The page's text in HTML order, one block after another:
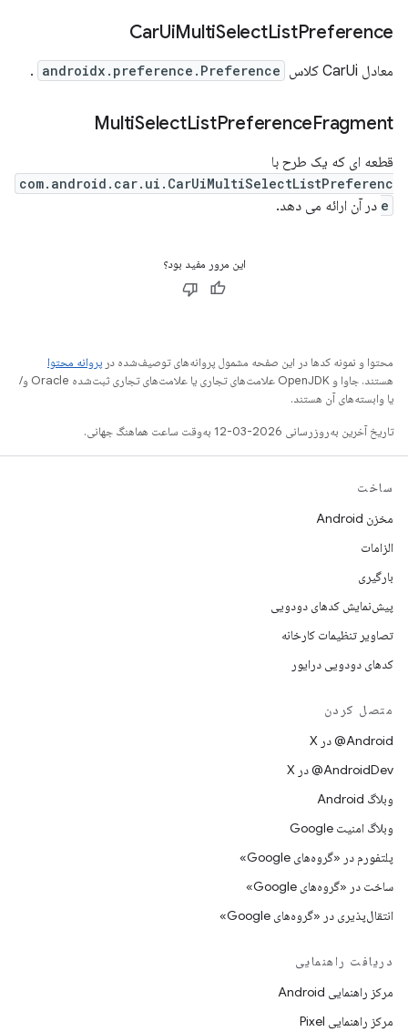
CarUiMultiSelectListPreference
معادل CarUi کلاس androidx.preference.Preference
.
MultiSelectListPreferenceFragment
قطعه ای که یک طرح با
com.android.car.ui.CarUiMultiSelectListPreferenc
e در آن ارائه می دهد.
این مرور مفید بود؟
محتوا و نمونه کدها در این صفحه مشمول پروانه‌های توصیف‌شده در پروانه محتوا
هستند. جاوا و OpenJDK علامت‌های تجاری یا علامت‌های تجاری ثبت‌شده Oracle و/
یا وابسته‌های آن هستند.
تاریخ آخرین به‌روزرسانی 2026-03-12 به‌وقت ساعت هماهنگ جهانی.
ساخت
مخزن Android
الزامات
بارگیری
پیش‌نمایش کدهای دودویی
تصاویر تنظیمات کارخانه
کدهای دودویی درایور
متصل کردن
‫‎@Android در X
‫‎@AndroidDev در X
وبلاگ Android
وبلاگ امنیت Google
پلتفورم در «گروه‌های Google»
ساخت در «گروه‌های Google»
انتقال‌پذیری در «گروه‌های Google»
دریافت راهنمایی
مرکز راهنمایی Android
مرکز راهنمایی Pixel